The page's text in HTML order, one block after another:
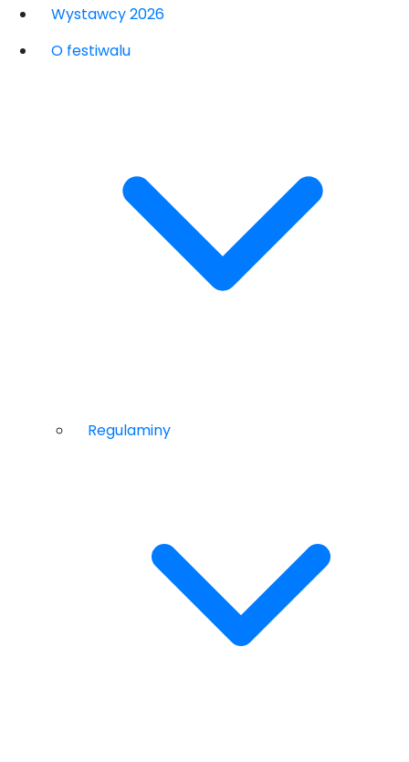
Wystawcy 2026
O festiwalu
Regulaminy